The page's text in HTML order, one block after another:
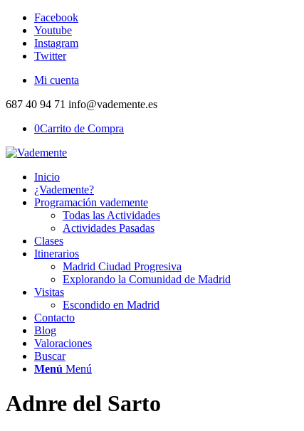
Facebook
Youtube
Instagram
Twitter
Mi cuenta
687 40 94 71 info@vademente.es
0Carrito de Compra
Inicio
¿Vademente?
Programación vademente
Todas las Actividades
Actividades Pasadas
Clases
Itinerarios
Madrid Ciudad Progresiva
Explorando la Comunidad de Madrid
Visitas
Escondido en Madrid
Contacto
Blog
Valoraciones
Buscar
Menú Menú
Adnre del Sarto